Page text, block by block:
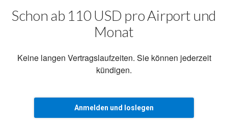
Schon ab 110 USD pro Airport und
Monat
Keine langen Vertragslaufzeiten. Sie können jederzeit
kündigen.
Anmelden und loslegen